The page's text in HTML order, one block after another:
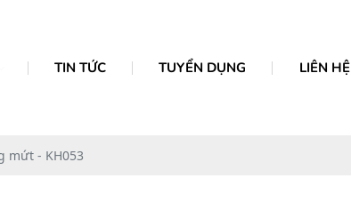
TIN TỨC TUYỂN DỤNG LIÊN HỆ
mứt - KH053